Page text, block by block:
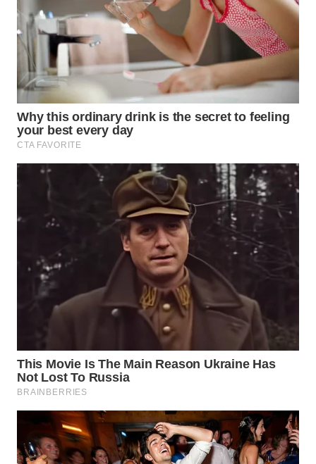
WN
PRIANGAN
TIMUR
WN
SEMARANG
WN
SOLO
WN
SURABAYA
NATUNA
WN
WN
MANDALIKA